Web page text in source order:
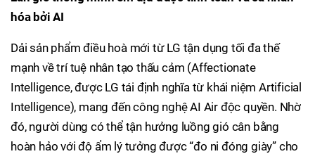
hóa bởi AI
Dải sản phẩm điều hoà mới từ LG tận dụng tối đa thế
mạnh về trí tuệ nhân tạo thấu cảm (Affectionate
Intelligence, được LG tái định nghĩa từ khái niệm Artificial
Intelligence), mang đến công nghệ AI Air độc quyền. Nhờ
đó, người dùng có thể tận hưởng luồng gió cân bằng
hoàn hảo với độ ẩm lý tưởng được “đo ni đóng giày” cho